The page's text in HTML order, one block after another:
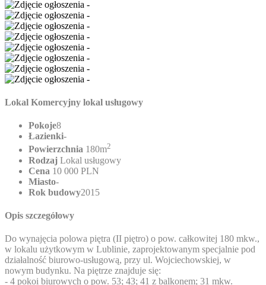
Lokal Komercyjny lokal usługowy
Pokoje8
Łazienki-
Powierzchnia 180m2
Rodzaj Lokal usługowy
Cena 10 000 PLN
Miasto-
Rok budowy2015
Opis szczegółowy
Do wynajęcia polowa piętra (II piętro) o pow. całkowitej 180 mkw.,
w lokalu użytkowym w Lublinie, zaprojektowanym specjalnie pod
działalność biurowo-usługową, przy ul. Wojciechowskiej, w
nowym budynku. Na piętrze znajduje się:
- 4 pokoi biurowych o pow. 53; 43; 41 z balkonem; 31 mkw.